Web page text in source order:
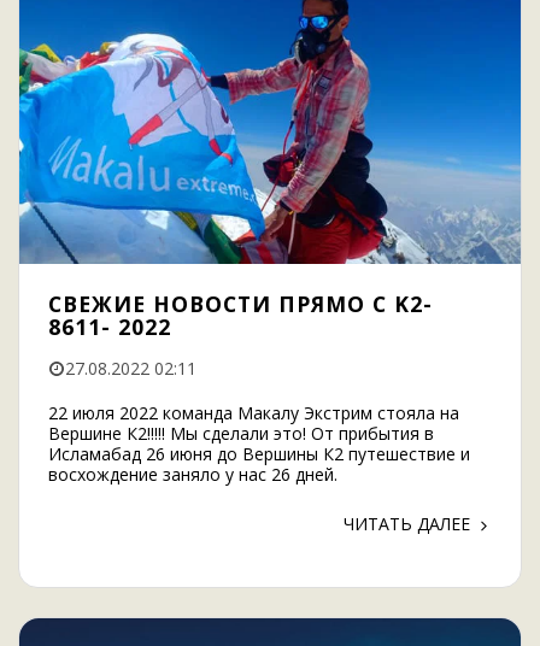
СВЕЖИЕ НОВОСТИ ПРЯМО С K2-
8611- 2022
27.08.2022 02:11
22 июля 2022 команда Макалу Экстрим стояла на
Вершине К2!!!!! Мы сделали это! От прибытия в
Исламабад 26 июня до Вершины К2 путешествие и
восхождение заняло у нас 26 дней.
ЧИТАТЬ ДАЛЕЕ